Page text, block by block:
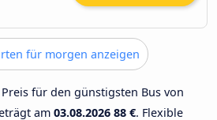
für morgen anzeigen
für den günstigsten Bus von
am 03.08.2026 88 €. Flexible